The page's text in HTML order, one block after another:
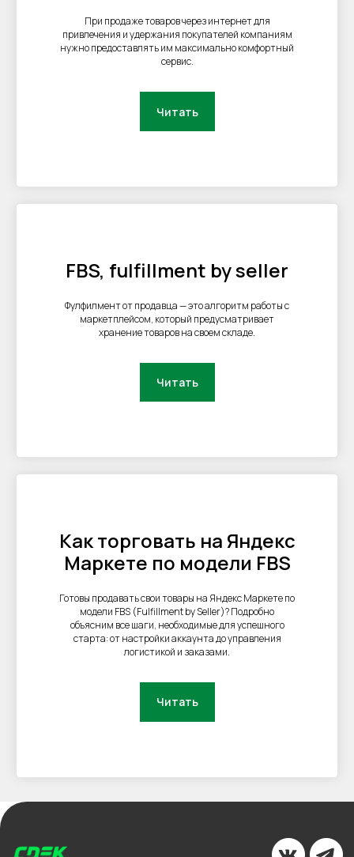
При продаже товаров через интернет для
привлечения и удержания покупателей компаниям
нужно предоставлять им максимально комфортный
сервис.
Читать
FBS, fulfillment by seller
Фулфилмент от продавца — это алгоритм работы с
маркетплейсом, который предусматривает
хранение товаров на своем складе.
Читать
Как торговать на Яндекс
Маркете по модели FBS
Готовы продавать свои товары на Яндекс Маркете по
модели FBS (Fulfillment by Seller)? Подробно
объясним все шаги, необходимые для успешного
старта: от настройки аккаунта до управления
логистикой и заказами.
Читать
©2000 — 2026, Курьерская компания СДЭК
Сфокусируйтесь на продажах,
а остальное возьмём на себя
УЗНАТЬ СТОИМОСТЬ